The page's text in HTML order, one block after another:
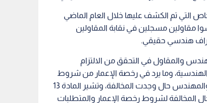
التي تم الكشف عليها خلال العام الماضي
مقاولين مسجلين في نقابة المقاولين
هندسي حقيقي.
والمقاول في التحقق من الالتزام
الهندسية، وما يرد في رخصة الإعمار من شروط
تحت طائلة العقوبة المشددة والمغلظة على المالك والمقاول والمهندس حال وجدت المخالفة، وتشير المادة 13
المخالفة لشروط رخصة الإعمار والمتطلبات